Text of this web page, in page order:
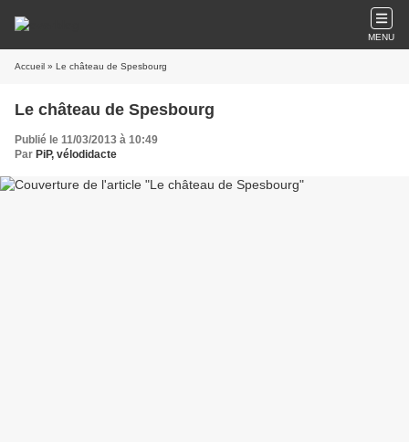
MENU
Accueil » Le château de Spesbourg
Le château de Spesbourg
Publié le 11/03/2013 à 10:49
Par PiP, vélodidacte